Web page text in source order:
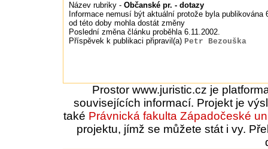
Název rubriky - Občanské pr. - dotazy
Informace nemusí být aktuální protože byla publikována
od této doby mohla dostát změny
Poslední změna článku proběhla 6.11.2002.
Příspěvek k publikaci připravil(a) Petr Bezouška
Prostor www.juristic.cz je
souvisejících informací. Projekt je
také Právnická fakulta Západočeské
projektu, jímž se můžete stát i vy.